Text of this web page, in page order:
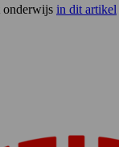
onderwijs in dit artikel